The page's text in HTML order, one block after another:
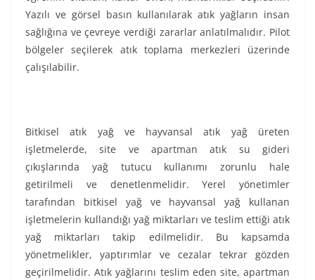
Yazılı ve görsel basın kullanılarak atık yağların insan
sağlığına ve çevreye verdiği zararlar anlatılmalıdır. Pilot
bölgeler seçilerek atık toplama merkezleri üzerinde
çalışılabilir.
Bitkisel atık yağ ve hayvansal atık yağ üreten
işletmelerde, site ve apartman atık su gideri
çıkışlarında yağ tutucu kullanımı zorunlu hale
getirilmeli ve denetlenmelidir. Yerel yönetimler
tarafından bitkisel yağ ve hayvansal yağ kullanan
işletmelerin kullandığı yağ miktarları ve teslim ettiği atık
yağ miktarları takip edilmelidir. Bu kapsamda
yönetmelikler, yaptırımlar ve cezalar tekrar gözden
geçirilmelidir. Atık yağlarını teslim eden site, apartman